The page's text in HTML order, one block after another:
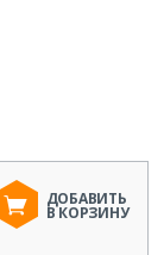
ДОБАВИТЬ
В КОРЗИНУ